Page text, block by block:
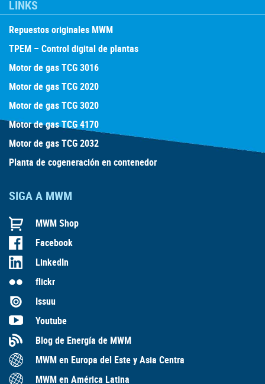
LINKS
Repuestos originales MWM
TPEM – Control digital de plantas
Motor de gas TCG 3016
Motor de gas TCG 2020
Motor de gas TCG 3020
Motor de gas TCG 4170
Motor de gas TCG 2032
Planta de cogeneración en contenedor
SIGA A MWM
MWM Shop
Facebook
LinkedIn
flickr
Issuu
Youtube
Blog de Energía de MWM
MWM en Europa del Este y Asia Centra
MWM en América Latina